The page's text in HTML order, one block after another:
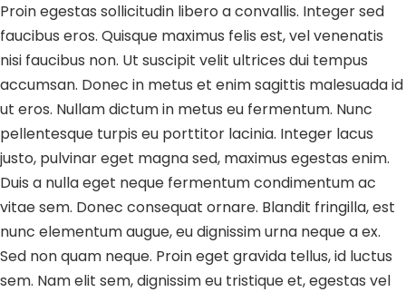
Proin egestas sollicitudin libero a convallis. Integer sed
faucibus eros. Quisque maximus felis est, vel venenatis
nisi faucibus non. Ut suscipit velit ultrices dui tempus
accumsan. Donec in metus et enim sagittis malesuada id
ut eros. Nullam dictum in metus eu fermentum. Nunc
pellentesque turpis eu porttitor lacinia. Integer lacus
justo, pulvinar eget magna sed, maximus egestas enim.
Duis a nulla eget neque fermentum condimentum ac
vitae sem. Donec consequat ornare. Blandit fringilla, est
nunc elementum augue, eu dignissim urna neque a ex.
Sed non quam neque. Proin eget gravida tellus, id luctus
sem. Nam elit sem, dignissim eu tristique et, egestas vel